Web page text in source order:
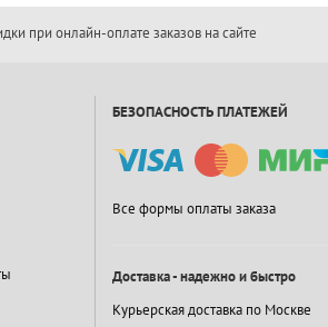
при онлайн-оплате заказов на сайте
БЕЗОПАСНОСТЬ ПЛАТЕЖЕЙ
Все формы оплаты заказа
Доставка - надежно и быстро
Курьерская доставка по Москве